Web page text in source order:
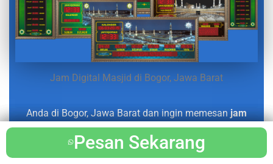
Pesan Sekarang
Pesan Sekarang
Jam Digital Masjid di Bogor, Jawa Barat
Anda di Bogor, Jawa Barat dan ingin memesanjam
digital masjid bergaransi?
Kami adalah pabrik terpercaya yang telah melayani
Pesan Sekarang
Pesan Sekarang